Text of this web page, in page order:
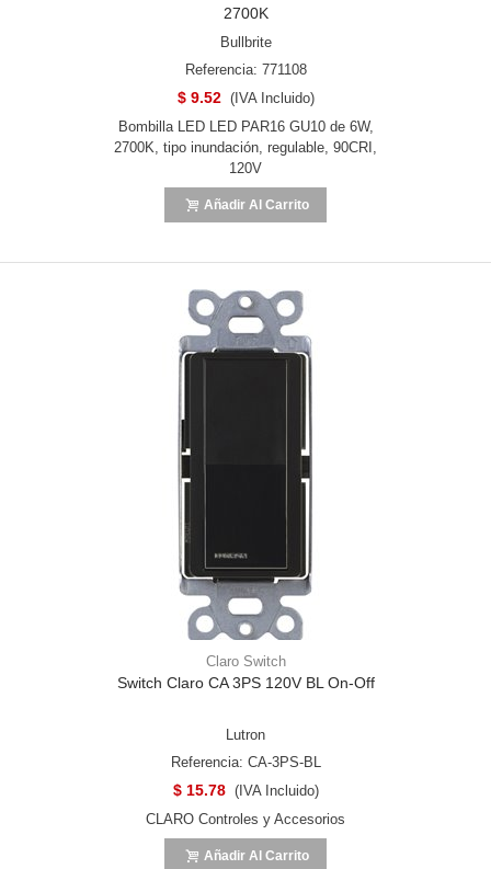
2700K
Bullbrite
Referencia: 771108
$ 9.52 (IVA Incluido)
Bombilla LED LED PAR16 GU10 de 6W,
2700K, tipo inundación, regulable, 90CRI,
120V
Añadir Al Carrito
Claro Switch
Switch Claro CA 3PS 120V BL On-Off
Lutron
Referencia: CA-3PS-BL
$ 15.78 (IVA Incluido)
CLARO Controles y Accesorios
Añadir Al Carrito